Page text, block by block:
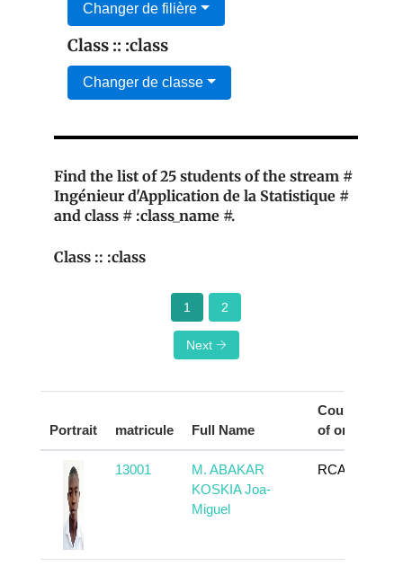
Changer de filière
Class :: :class
Changer de classe
Find the list of 25 students of the stream #
Ingénieur d'Application de la Statistique #
and class # :class_name #.
Class :: :class
1 2
Next
Portrait matricule Full Name
Country
of origin
13001
M. ABAKAR
KOSKIA Joa-
Miguel
RCA